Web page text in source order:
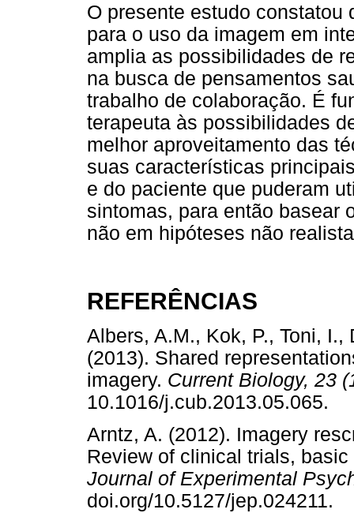
O presente estudo
para o uso da imagem em
amplia as possibilidades de
na busca de pensamentos
trabalho de colaboração. É
terapeuta às possibilidades
melhor aproveitamento das
suas características
e do paciente que puderam
sintomas, para então basear
não em hipóteses não
REFERÊNCIAS
Albers, A.M., Kok, P., Toni, I.,
(2013). Shared
imagery. Current Biology, 23
10.1016/
Arntz, A. (2012). Imagery
Review of clinical trials,
Journal of Experimental
doi.org/10.5127/